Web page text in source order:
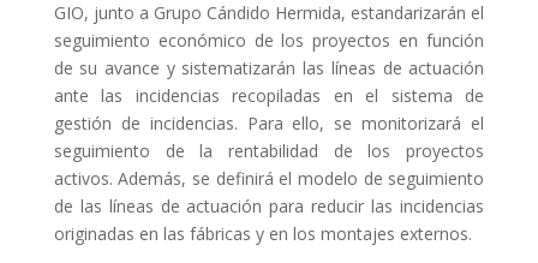
GIO, junto a Grupo Cándido Hermida, estandarizarán el
seguimiento económico de los proyectos en función
de su avance y sistematizarán las líneas de actuación
ante las incidencias recopiladas en el sistema de
gestión de incidencias. Para ello, se monitorizará el
seguimiento de la rentabilidad de los proyectos
activos. Además, se definirá el modelo de seguimiento
de las líneas de actuación para reducir las incidencias
originadas en las fábricas y en los montajes externos.